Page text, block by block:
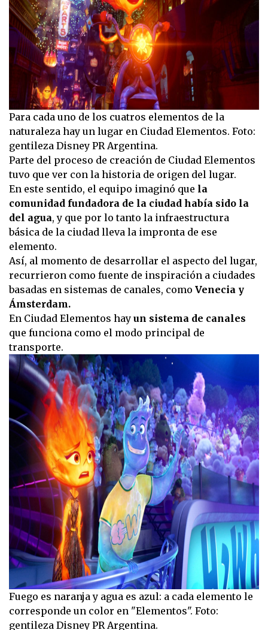
Para cada uno de los cuatros elementos de la
naturaleza hay un lugar en Ciudad Elementos. Foto:
gentileza Disney PR Argentina.
Parte del proceso de creación de Ciudad Elementos
tuvo que ver con la historia de origen del lugar.
En este sentido, el equipo imaginó que la
comunidad fundadora de la ciudad había sido la
del agua, y que por lo tanto la infraestructura
básica de la ciudad lleva la impronta de ese
elemento.
Así, al momento de desarrollar el aspecto del lugar,
recurrieron como fuente de inspiración a ciudades
basadas en sistemas de canales, como Venecia y
Ámsterdam.
En Ciudad Elementos hay un sistema de canales
que funciona como el modo principal de
transporte.
Fuego es naranja y agua es azul: a cada elemento le
corresponde un color en "Elementos". Foto:
gentileza Disney PR Argentina.